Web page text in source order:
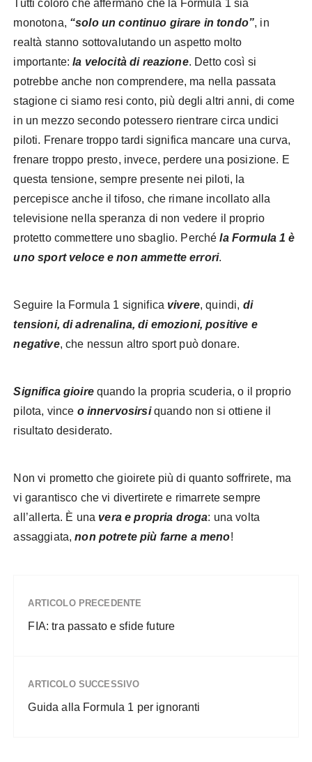
Tutti coloro che affermano che la Formula 1 sia
monotona, “solo un continuo girare in tondo”, in
realtà stanno sottovalutando un aspetto molto
importante:la velocità di reazione. Detto così si
potrebbe anche non comprendere, ma nella passata
stagione ci siamo resi conto, più degli altri anni, di come
in un mezzo secondo potessero rientrare circa undici
piloti. Frenare troppo tardi significa mancare una curva,
frenare troppo presto, invece, perdere una posizione. E
questa tensione, sempre presente nei piloti, la
percepisce anche il tifoso, che rimane incollato alla
televisione nella speranza di non vedere il proprio
protetto commettere uno sbaglio. Perchéla Formula 1 è
uno sport veloce e non ammette errori.
Seguire la Formula 1 significa vivere, quindi, di
tensioni, di adrenalina, di emozioni, positive e
negative, che nessun altro sport può donare.
Significa gioirequando la propria scuderia, o il proprio
pilota, vince o innervosirsiquando non si ottiene il
risultato desiderato.
Non vi prometto che gioirete più di quanto soffrirete, ma
vi garantisco che vi divertirete e rimarrete sempre
all’allerta. È una vera e propria droga: una volta
assaggiata,non potrete più farne a meno!
ARTICOLO PRECEDENTE
FIA: tra passato e sfide future
ARTICOLO SUCCESSIVO
Guida alla Formula 1 per ignoranti